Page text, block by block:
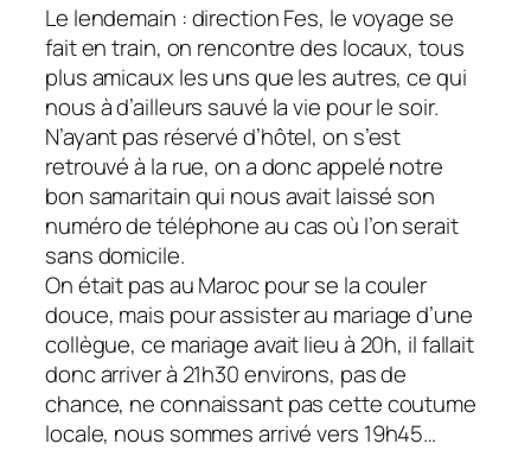
Le lendemain : direction Fes, le voyage se
fait en train, on rencontre des locaux, tous
plus amicaux les uns que les autres, ce qui
nous à d’ailleurs sauvé la vie pour le soir.
N’ayant pas réservé d’hôtel, on s’est
retrouvé à la rue, on a donc appelé notre
bon samaritain qui nous avait laissé son
numéro de téléphone au cas où l’on serait
sans domicile.
On était pas au Maroc pour se la couler
douce, mais pour assister au mariage d’une
collègue, ce mariage avait lieu à 20h, il fallait
donc arriver à 21h30 environs, pas de
chance, ne connaissant pas cette coutume
locale, nous sommes arrivé vers 19h45…